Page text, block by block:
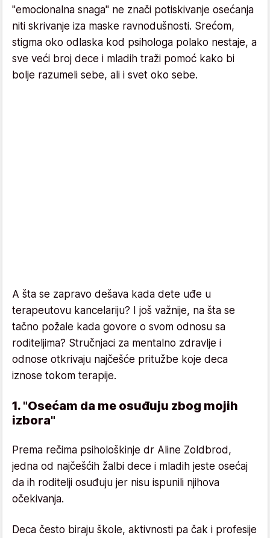
"emocionalna snaga" ne znači potiskivanje osećanja
niti skrivanje iza maske ravnodušnosti. Srećom,
stigma oko odlaska kod psihologa polako nestaje, a
sve veći broj dece i mladih traži pomoć kako bi
bolje razumeli sebe, ali i svet oko sebe.
A šta se zapravo dešava kada dete uđe u
terapeutovu kancelariju? I još važnije, na šta se
tačno požale kada govore o svom odnosu sa
roditeljima? Stručnjaci za mentalno zdravlje i
odnose otkrivaju najčešće pritužbe koje deca
iznose tokom terapije.
1. "Osećam da me osuđuju zbog mojih
izbora"
Prema rečima psihološkinje dr Aline Zoldbrod,
jedna od najčešćih žalbi dece i mladih jeste osećaj
da ih roditelji osuđuju jer nisu ispunili njihova
očekivanja.
Deca često biraju škole, aktivnosti pa čak i profesije